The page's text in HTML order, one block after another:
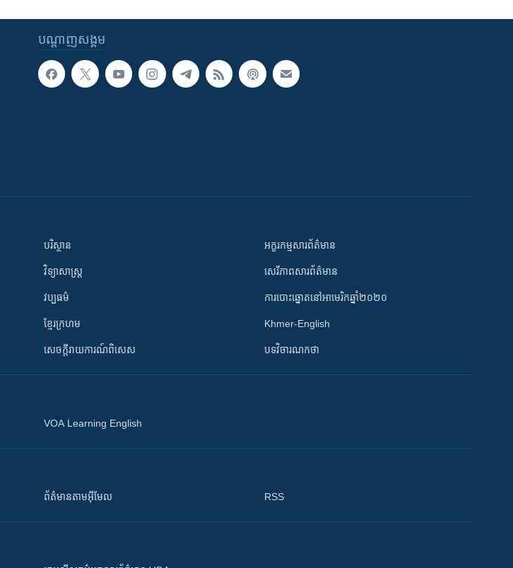
បណ្តាញ​សង្គម
បរិស្ថាន
វិទ្យាសាស្រ្ត
វប្បធម៌
ខ្មែរក្រហម
សេចក្តីរាយការណ៍ពិសេស
អក្ខរកម្មសារព័ត៌មាន
សេរីភាពសារព័ត៌មាន
ការបោះឆ្នោតនៅអាមេរិកឆ្នាំ២០២០
Khmer-English
បទវិចារណកថា
VOA Learning English
ព័ត៌មាន​តាម​អ៊ីមែល RSS